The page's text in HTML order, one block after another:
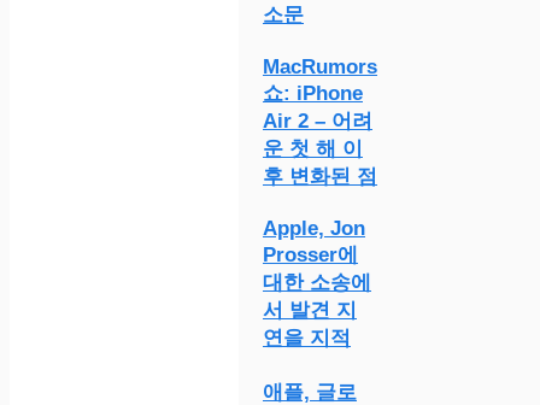
소문
MacRumors
쇼: iPhone
Air 2 – 어려
운 첫 해 이
후 변화된 점
Apple, Jon
Prosser에
대한 소송에
서 발견 지
연을 지적
애플, 글로